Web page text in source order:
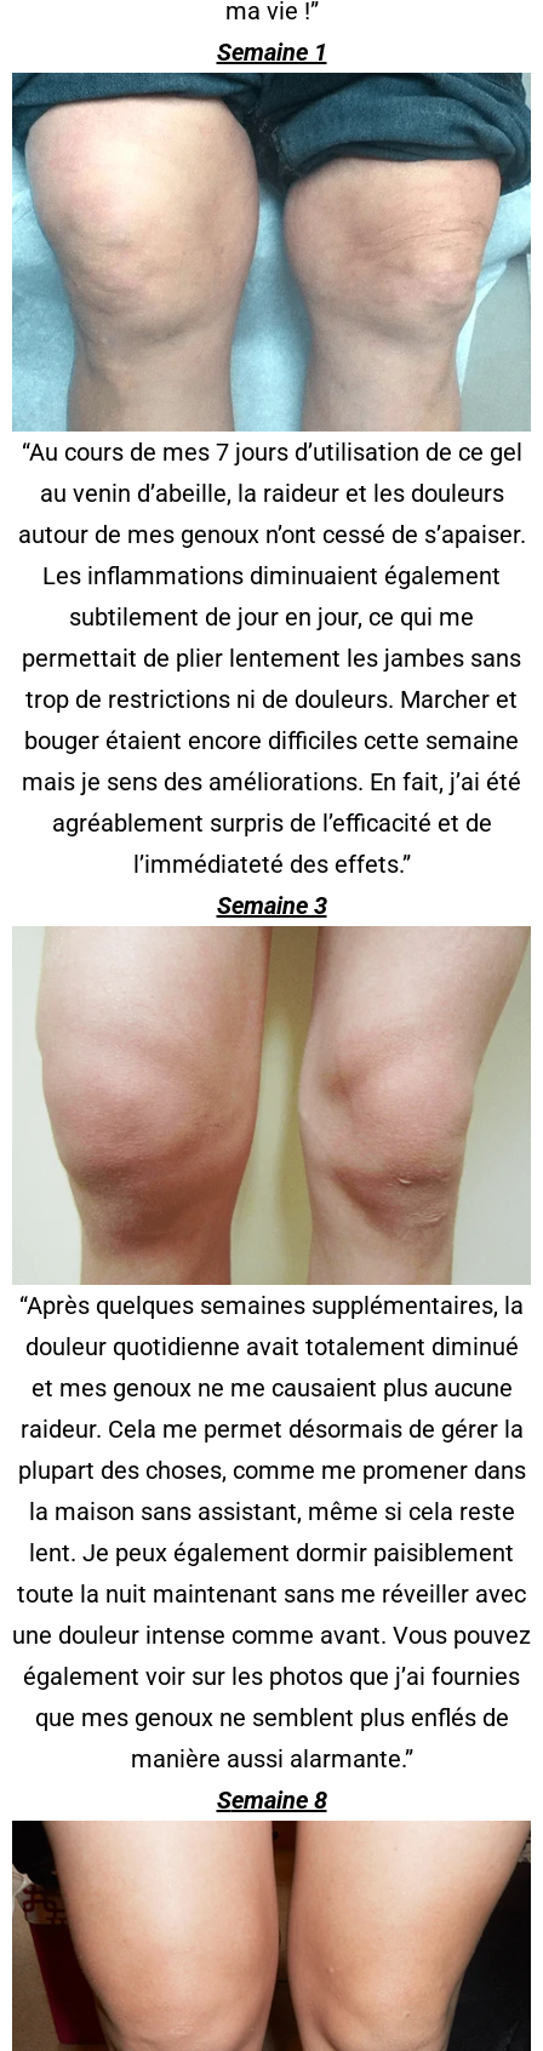
ma vie !”
Semaine 1
“Au cours de mes 7 jours d’utilisation de ce gel
au venin d’abeille, la raideur et les douleurs
autour de mes genoux n’ont cessé de s’apaiser.
Les inflammations diminuaient également
subtilement de jour en jour, ce qui me
permettait de plier lentement les jambes sans
trop de restrictions ni de douleurs. Marcher et
bouger étaient encore difficiles cette semaine
mais je sens des améliorations. En fait, j’ai été
agréablement surpris de l’efficacité et de
l’immédiateté des effets.”
Semaine 3
“Après quelques semaines supplémentaires, la
douleur quotidienne avait totalement diminué
et mes genoux ne me causaient plus aucune
raideur. Cela me permet désormais de gérer la
plupart des choses, comme me promener dans
la maison sans assistant, même si cela reste
lent. Je peux également dormir paisiblement
toute la nuit maintenant sans me réveiller avec
une douleur intense comme avant. Vous pouvez
également voir sur les photos que j’ai fournies
que mes genoux ne semblent plus enflés de
manière aussi alarmante.”
Semaine 8